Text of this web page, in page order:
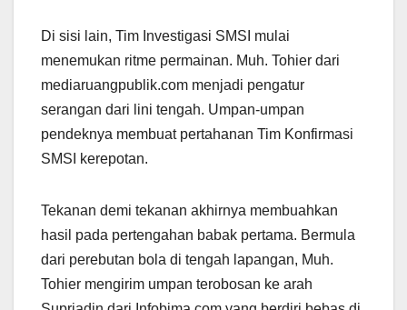
Di sisi lain, Tim Investigasi SMSI mulai
menemukan ritme permainan. Muh. Tohier dari
mediaruangpublik.com menjadi pengatur
serangan dari lini tengah. Umpan-umpan
pendeknya membuat pertahanan Tim Konfirmasi
SMSI kerepotan.
Tekanan demi tekanan akhirnya membuahkan
hasil pada pertengahan babak pertama. Bermula
dari perebutan bola di tengah lapangan, Muh.
Tohier mengirim umpan terobosan ke arah